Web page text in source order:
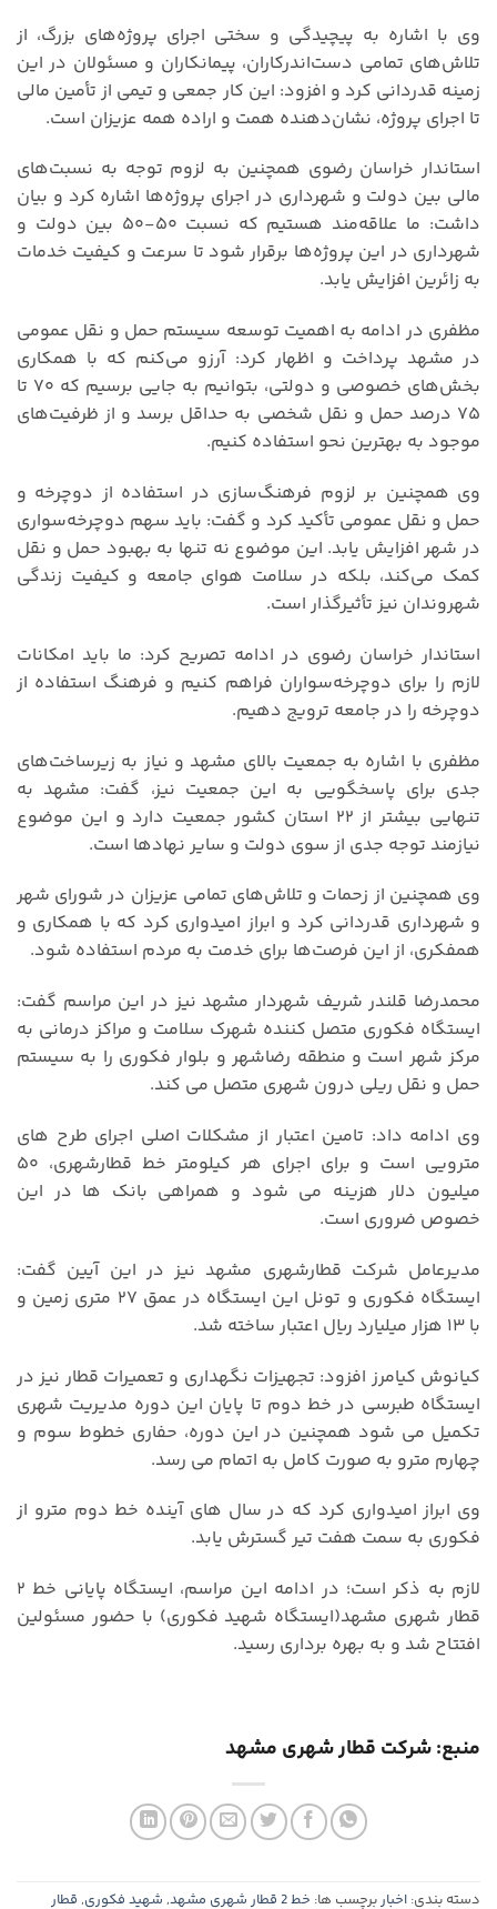
وی با اشاره به پیچیدگی و سختی اجرای پروژه‌های بزرگ، از
تلاش‌های تمامی دست‌اندرکاران، پیمانکاران و مسئولان در این
زمینه قدردانی کرد و افزود: این کار جمعی و تیمی از تأمین مالی
تا اجرای پروژه، نشان‌دهنده همت و اراده همه عزیزان است.
استاندار خراسان رضوی همچنین به لزوم توجه به نسبت‌های
مالی بین دولت و شهرداری در اجرای پروژه‌ها اشاره کرد و بیان
داشت: ما علاقه‌مند هستیم که نسبت ۵۰-۵۰ بین دولت و
شهرداری در این پروژه‌ها برقرار شود تا سرعت و کیفیت خدمات
به زائرین افزایش یابد.
مظفری در ادامه به اهمیت توسعه سیستم حمل و نقل عمومی
در مشهد پرداخت و اظهار کرد: آرزو می‌کنم که با همکاری
بخش‌های خصوصی و دولتی، بتوانیم به جایی برسیم که ۷۰ تا
۷۵ درصد حمل و نقل شخصی به حداقل برسد و از ظرفیت‌های
موجود به بهترین نحو استفاده کنیم.
وی همچنین بر لزوم فرهنگ‌سازی در استفاده از دوچرخه و
حمل و نقل عمومی تأکید کرد و گفت: باید سهم دوچرخه‌سواری
در شهر افزایش یابد. این موضوع نه تنها به بهبود حمل و نقل
کمک می‌کند، بلکه در سلامت هوای جامعه و کیفیت زندگی
شهروندان نیز تأثیرگذار است.
استاندار خراسان رضوی در ادامه تصریح کرد: ما باید امکانات
لازم را برای دوچرخه‌سواران فراهم کنیم و فرهنگ استفاده از
دوچرخه را در جامعه ترویج دهیم.
مظفری با اشاره به جمعیت بالای مشهد و نیاز به زیرساخت‌های
جدی برای پاسخگویی به این جمعیت نیز، گفت: مشهد به
تنهایی بیشتر از ۲۲ استان کشور جمعیت دارد و این موضوع
نیازمند توجه جدی از سوی دولت و سایر نهادها است.
وی همچنین از زحمات و تلاش‌های تمامی عزیزان در شورای شهر
و شهرداری قدردانی کرد و ابراز امیدواری کرد که با همکاری و
همفکری، از این فرصت‌ها برای خدمت به مردم استفاده شود.
محمدرضا قلندر شریف شهردار مشهد نیز در این مراسم گفت:
ایستگاه فکوری متصل کننده شهرک سلامت و مراکز درمانی به
مرکز شهر است و منطقه رضاشهر و بلوار فکوری را به سیستم
حمل و نقل ریلی درون شهری متصل می کند.
وی ادامه داد: تامین اعتبار از مشکلات اصلی اجرای طرح های
مترویی است و برای اجرای هر کیلومتر خط قطارشهری، ۵۰
میلیون دلار هزینه می شود و همراهی بانک ها در این
خصوص ضروری است.
مدیرعامل شرکت قطارشهری مشهد نیز در این آیین گفت:
ایستگاه فکوری و تونل این ایستگاه در عمق ۲۷ متری زمین و
با ۱۳ هزار میلیارد ریال اعتبار ساخته شد.
کیانوش کیامرز افزود: تجهیزات نگهداری و تعمیرات قطار نیز در
ایستگاه طبرسی در خط دوم تا پایان این دوره مدیریت شهری
تکمیل می شود همچنین در این دوره، حفاری خطوط سوم و
چهارم مترو به صورت کامل به اتمام می رسد.
وی ابراز امیدواری کرد که در سال های آینده خط دوم مترو از
فکوری به سمت هفت تیر گسترش یابد.
لازم به ذکر است؛ در ادامه این مراسم، ایستگاه پایانی خط ۲
قطار شهری مشهد(ایستگاه شهید فکوری) با حضور مسئولین
افتتاح شد و به بهره برداری رسید.
منبع: شرکت قطار شهری مشهد
دسته بندی: اخباربرچسب ها: خط 2 قطار شهری مشهد , شهید فکوری, قطار